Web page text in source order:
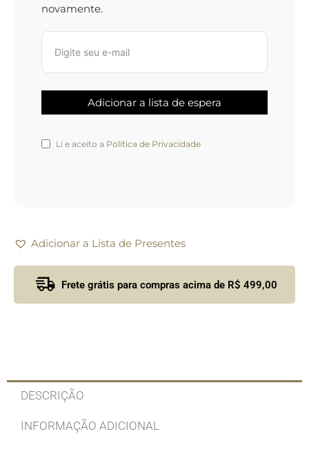
novamente.
Li e aceito a Política de Privacidade
Adicionar a Lista de Presentes
Frete grátis para compras acima de R$ 499,00
DESCRIÇÃO
INFORMAÇÃO ADICIONAL